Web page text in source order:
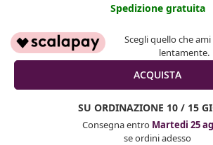
Spedizione gratuita
Scegli quello che
lentamente.
SU ORDINAZIONE 10 / 15
Consegna entro Martedi 25
se ordini adesso